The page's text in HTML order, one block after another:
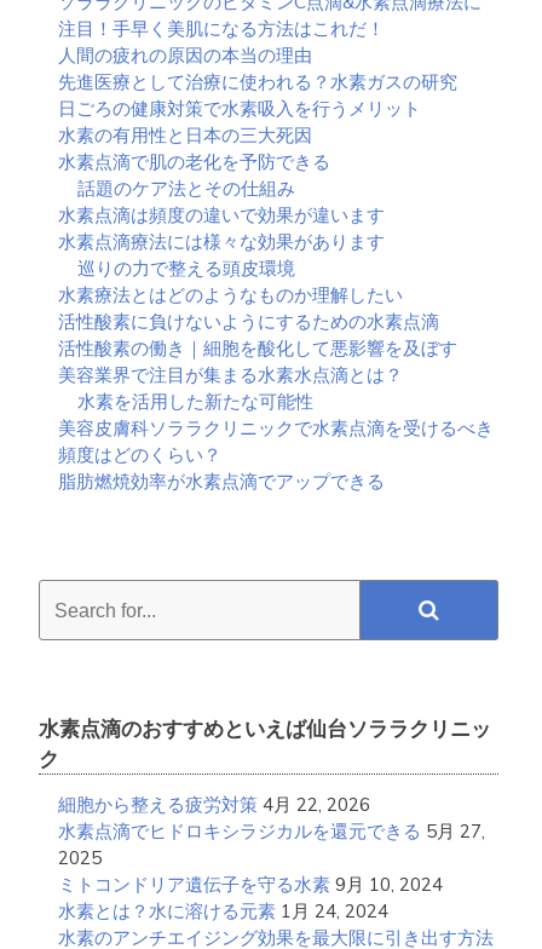
注目！手早く美肌になる方法はこれだ！
人間の疲れの原因の本当の理由
先進医療として治療に使われる？水素ガスの研究
日ごろの健康対策で水素吸入を行うメリット
水素の有用性と日本の三大死因
水素点滴で肌の老化を予防できる
話題のケア法とその仕組み
水素点滴は頻度の違いで効果が違います
水素点滴療法には様々な効果があります
巡りの力で整える頭皮環境
水素療法とはどのようなものか理解したい
活性酸素に負けないようにするための水素点滴
活性酸素の働き｜細胞を酸化して悪影響を及ぼす
美容業界で注目が集まる水素水点滴とは？
水素を活用した新たな可能性
美容皮膚科ソララクリニックで水素点滴を受けるべき
頻度はどのくらい？
脂肪燃焼効率が水素点滴でアップできる
水素点滴のおすすめといえば仙台ソララクリニッ
ク
細胞から整える疲労対策 4月 22, 2026
水素点滴でヒドロキシラジカルを還元できる 5月 27,
2025
ミトコンドリア遺伝子を守る水素 9月 10, 2024
水素とは？水に溶ける元素 1月 24, 2024
水素のアンチエイジング効果を最大限に引き出す方法